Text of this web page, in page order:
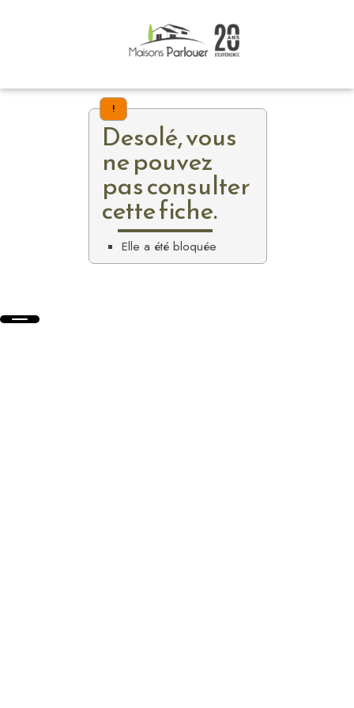
!
Desolé, vous
ne pouvez
pas consulter
cette fiche.
Elle a été bloquée